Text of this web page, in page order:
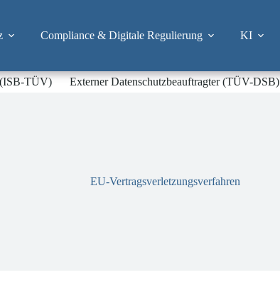
Compliance & Digitale Regulierung KI
(ISB-TÜV) Externer Datenschutzbeauftragter (TÜV-DSB)
EU-Vertragsverletzungsverfahren